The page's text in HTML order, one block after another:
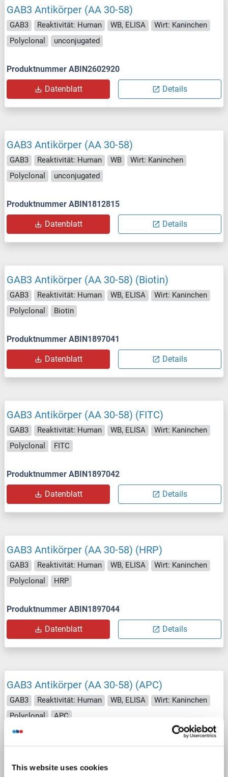
This website uses cookies
GAB3 Antikörper (AA 30-58)
GAB3 Reaktivität: Human WB, ELISA
Wirt: Kaninchen
Polyclonal
unconjugated
Produktnummer ABIN2602920
Datenblatt Details
GAB3 Antikörper (AA 30-58)
GAB3 Reaktivität: Human WB
Wirt: Kaninchen
Polyclonal
unconjugated
Produktnummer ABIN1812815
Datenblatt Details
GAB3 Antikörper (AA 30-58) (Biotin)
GAB3 Reaktivität: Human WB, ELISA
Wirt: Kaninchen
Polyclonal
Biotin
Produktnummer ABIN1897041
Datenblatt Details
GAB3 Antikörper (AA 30-58) (FITC)
GAB3 Reaktivität: Human WB, ELISA
Wirt: Kaninchen
Polyclonal
FITC
Produktnummer ABIN1897042
Datenblatt Details
GAB3 Antikörper (AA 30-58) (HRP)
GAB3 Reaktivität: Human WB, ELISA
Wirt: Kaninchen
Polyclonal
HRP
Produktnummer ABIN1897044
Datenblatt Details
GAB3 Antikörper (AA 30-58) (APC)
GAB3 Reaktivität: Human WB, ELISA
Wirt: Kaninchen
Polyclonal
APC
Produktnummer ABIN1897040
Datenblatt